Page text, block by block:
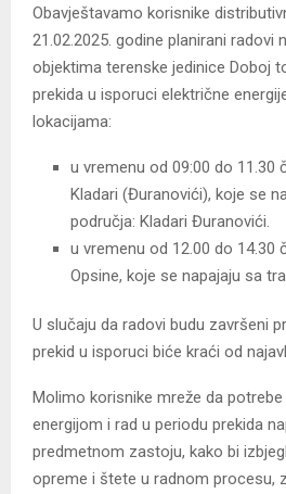
Obavještavamo korisnike
21.02.2025. godine planirani radovi
objektima terenske jedinice Doboj
prekida u isporuci električne
lokacijama:
u vremenu od 09:00 do 11.30
Kladari (Đuranovići), koje se
područja: Kladari Đuranovići.
u vremenu od 12.00 do 14.30
Opsine, koje se napajaju sa
U slučaju da radovi budu završeni
prekid u isporuci biće kraći od
Molimo korisnike mreže da
energijom i rad u periodu prekida
predmetnom zastoju, kako bi
opreme i štete u radnom procesu,